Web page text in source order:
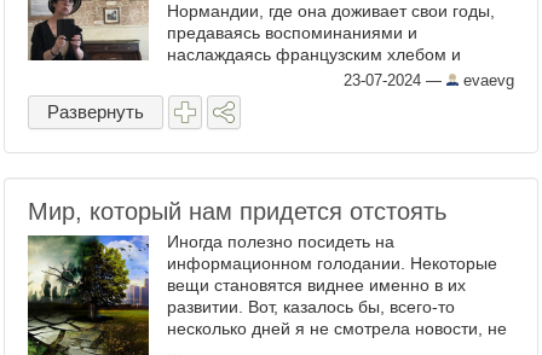
Нормандии, где она доживает свои годы,
предаваясь воспоминаниями и
наслаждаясь французским хлебом и
французским маслом, о которых нам,
москвичам, и тем более остальным
русским ...
23-07-2024 — evaevg
Развернуть
Мир, который нам придется отстоять
Иногда полезно посидеть на
информационном голодании. Некоторые
вещи становятся виднее именно в их
развитии. Вот, казалось бы, всего-то
несколько дней я не смотрела новости, не